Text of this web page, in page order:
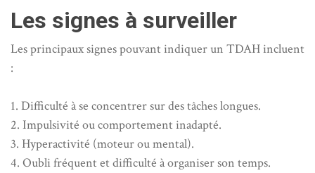
Les signes à surveiller
Les principaux signes pouvant indiquer un TDAH incluent
:
1. Difficulté à se concentrer sur des tâches longues.
2. Impulsivité ou comportement inadapté.
3. Hyperactivité (moteur ou mental).
4. Oubli fréquent et difficulté à organiser son temps.